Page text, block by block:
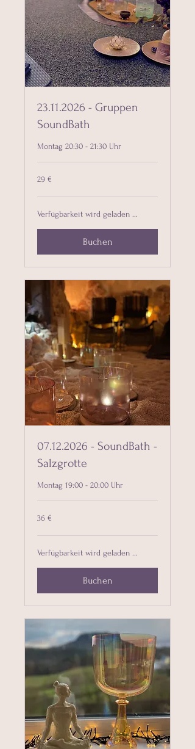
23.11.2026 - Gruppen
SoundBath
Montag 20:30 - 21:30 Uhr
29
Euro
29 €
Verfügbarkeit wird geladen ...
Buchen
07.12.2026 - SoundBath -
Salzgrotte
Montag 19:00 - 20:00 Uhr
36
Euro
36 €
Verfügbarkeit wird geladen ...
Buchen